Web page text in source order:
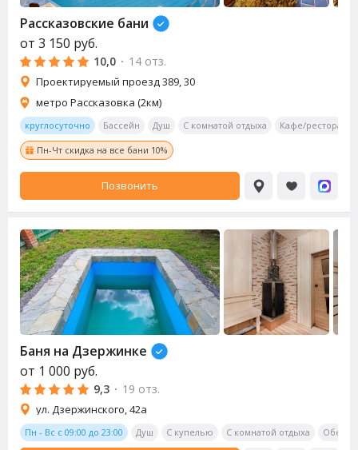
Рассказовские бани
от 3 150 руб.
10,0 · 14 отз.
Проектируемый проезд 389, 30
метро Рассказовка (2км)
круглосуточно Бассейн Душ С комнатой отдыха Кафе/ресторан
Пн-Чт скидка на все бани 10%
Позвонить
Баня на Дзержинке
от 1 000 руб.
9,3 · 19 отз.
ул. Дзержинского, 42а
Пн - Вс с 09:00 до 23:00 Душ С купелью С комнатой отдыха